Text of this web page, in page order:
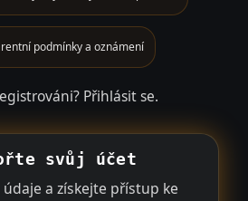
podmínky a oznámení
Přihlásit se.
svůj účet
údaje a získejte přístup ke